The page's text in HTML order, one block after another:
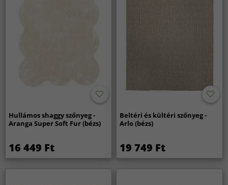
Hullámos shaggy szőnyeg -
Aranga Super Soft Fur (bézs)
16 449 Ft
Beltéri és kültéri szőnyeg -
Arlo (bézs)
19 749 Ft